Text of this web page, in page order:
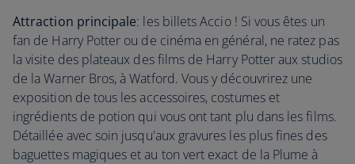
Attraction principale: les billets Accio ! Si vous êtes un
fan de Harry Potter ou de cinéma en général, ne ratez pas
la visite des plateaux des films de Harry Potter aux studios
de la Warner Bros, à Watford. Vous y découvrirez une
exposition de tous les accessoires, costumes et
ingrédients de potion qui vous ont tant plu dans les films.
Détaillée avec soin jusqu'aux gravures les plus fines des
baguettes magiques et au ton vert exact de la Plume à